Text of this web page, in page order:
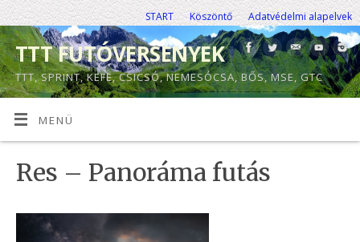
START Köszöntő Adatvédelmi alapelvek
TTT FUTÓVERSENYEK
TTT, SPRINT, KEFE, CSICSÓ, NEMESÓCSA, BŐS, MSE, GTC
MENÜ
Res – Panoráma futás